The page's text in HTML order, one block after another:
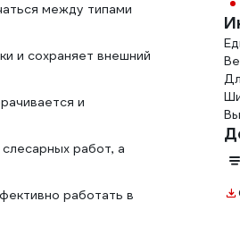
между типами
и сохраняет внешний
и
работ, а
работать в